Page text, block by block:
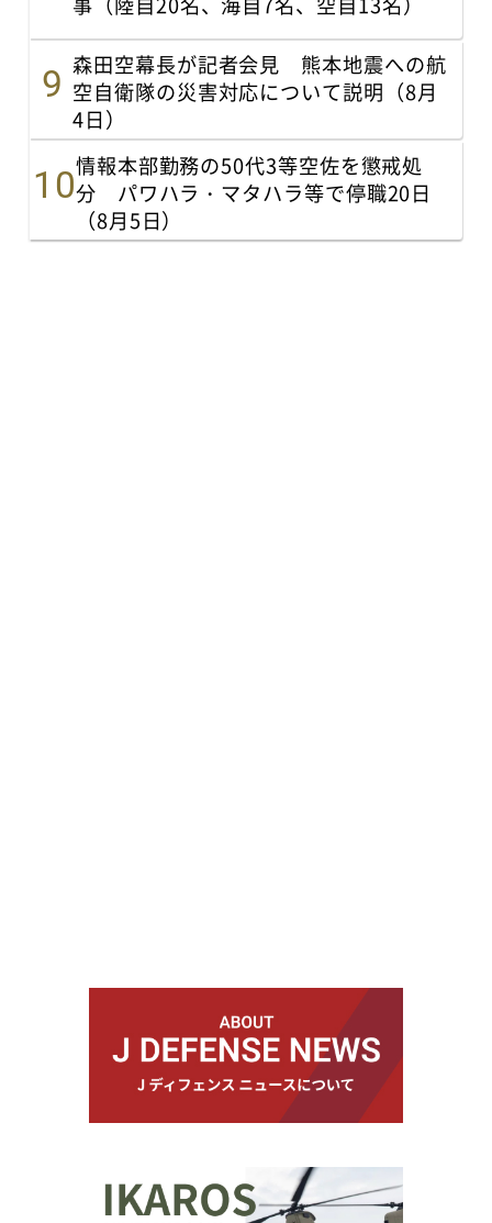
森田空幕長が記者会見 熊本地震への航
空自衛隊の災害対応について説明（8月
4日）
情報本部勤務の50代3等空佐を懲戒処
分 パワハラ・マタハラ等で停職20日
（8月5日）